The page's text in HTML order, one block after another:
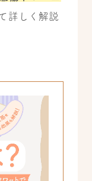
詳しく解説